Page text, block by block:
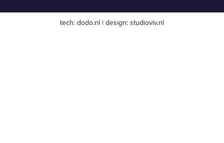
tech:dodo.nl | design:studioviv.nl